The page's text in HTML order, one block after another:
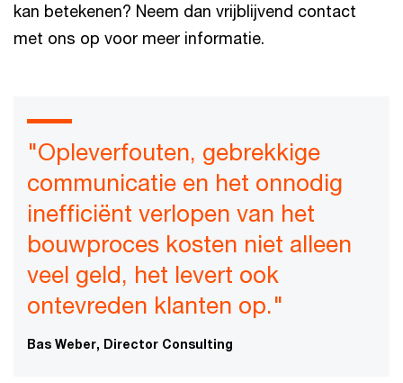
kan betekenen? Neem dan vrijblijvend contact
met ons op voor meer informatie.
"Opleverfouten, gebrekkige
communicatie en het onnodig
inefficiënt verlopen van het
bouwproces kosten niet alleen
veel geld, het levert ook
ontevreden klanten op."
Bas Weber, Director Consulting